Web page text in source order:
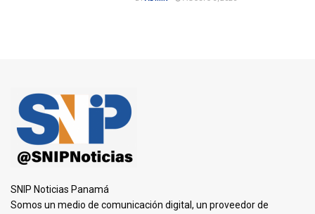
SNIP Noticias Panamá
Somos un medio de comunicación digital, un proveedor de